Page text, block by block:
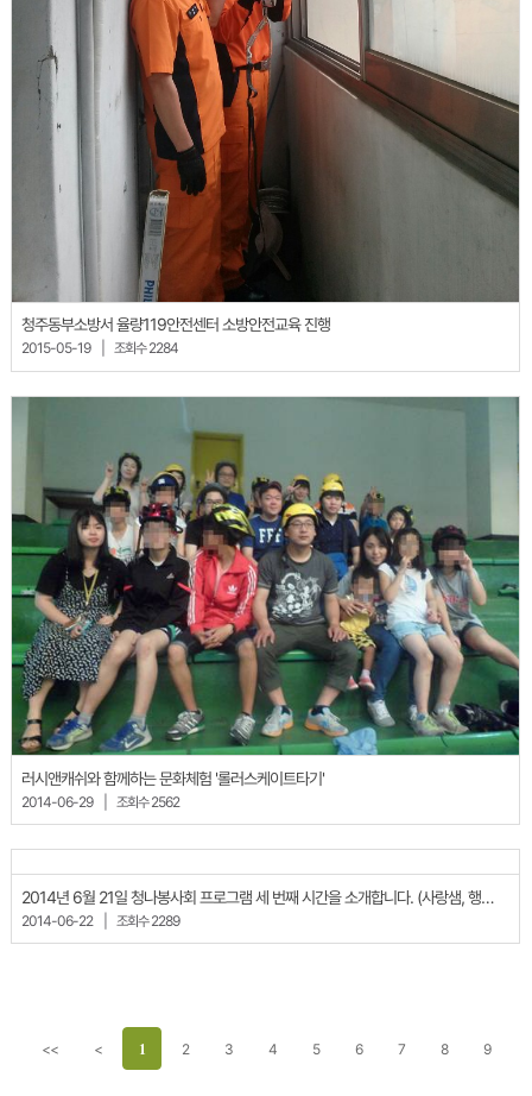
청주동부소방서 율량119안전센터 소방안전교육 진행
2015-05-19 조회수 2284
러시앤캐쉬와 함께하는 문화체험 '롤러스케이트타기'
2014-06-29 조회수 2562
2014년 6월 21일 청나봉사회 프로그램 세 번째 시간을 소개합니다. (사랑샘, 행복샘)
2014-06-22 조회수 2289
<< < 1 2 3 4 5 6 7 8 9